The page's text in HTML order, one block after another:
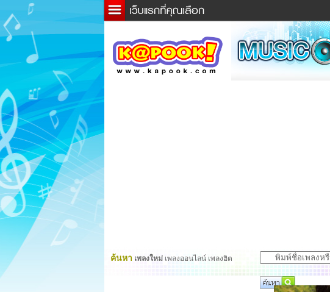
ข่าวด่วน
ละคร
ค้นหา เพลงใหม่ เพลงออนไลน์ เพลงฮิต